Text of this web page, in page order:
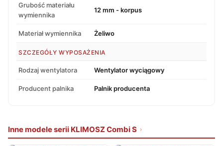
Grubość materiału
wymiennika
12 mm - korpus
Materiał wymiennika Żeliwo
SZCZEGÓŁY WYPOSAŻENIA
Rodzaj wentylatora Wentylator wyciągowy
Producent palnika Palnik producenta
Inne modele serii KLIMOSZ Combi S